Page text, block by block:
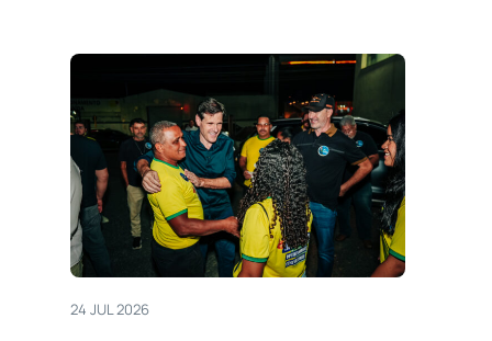
24 JUL 2026